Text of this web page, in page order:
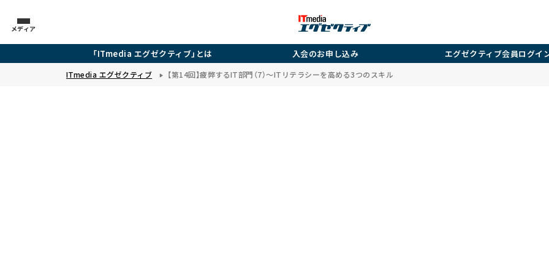
メディア
「ITmedia エグゼクティブ」とは 入会のお申し込み エグゼクティブ会員ログイ
ITmedia エグゼクティブ 【第14回】疲弊するIT部門（7）～ITリテラシーを高める3つのスキル